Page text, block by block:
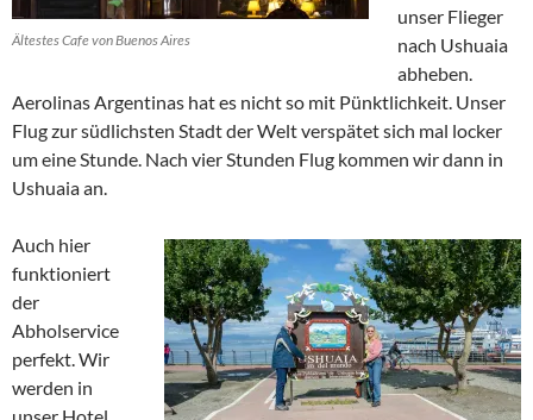
Ältestes Cafe von Buenos Aires
unser Flieger
nach Ushuaia
abheben.
Aerolinas Argentinas hat es nicht so mit Pünktlichkeit. Unser
Flug zur südlichsten Stadt der Welt verspätet sich mal locker
um eine Stunde. Nach vier Stunden Flug kommen wir dann in
Ushuaia an.
Auch hier
funktioniert
der
Abholservice
perfekt. Wir
werden in
unser Hotel